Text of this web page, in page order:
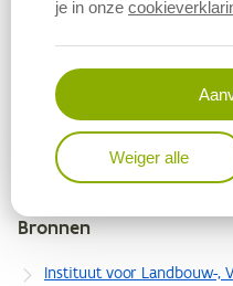
Bron: ILVO op basis van
Metagegevens
Bronnen
Instituut voor Landbouw-,
je in onze
Weiger alle